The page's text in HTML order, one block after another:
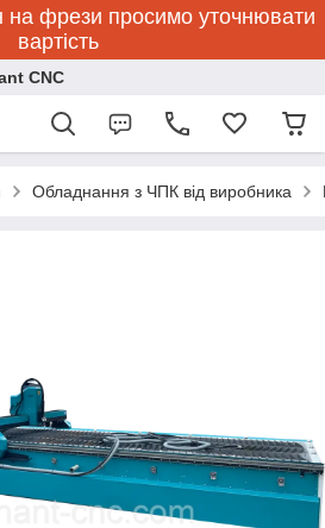
на фрези просимо уточнювати
вартість
CNC
Обладнання з ЧПК від виробника